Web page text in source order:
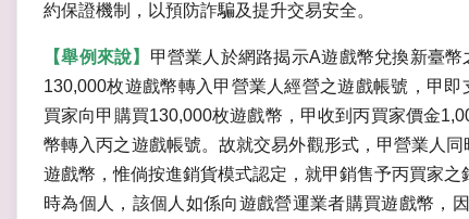
約保證機制，以預防詐騙及提升交易安全。
【舉例來說】 甲營業人於網路揭示A遊戲幣兌換新臺
130,000枚遊戲幣轉入甲營業人經營之遊戲帳號，甲
買家向甲購買130,000枚遊戲幣，甲收到丙買家價金
幣轉入丙之遊戲帳號。故就交易外觀形式，甲營業人
遊戲幣，惟倘按進銷貨模式認定，就甲銷售予丙買家
時為個人，該個人如係向遊戲營運業者購買遊戲幣，